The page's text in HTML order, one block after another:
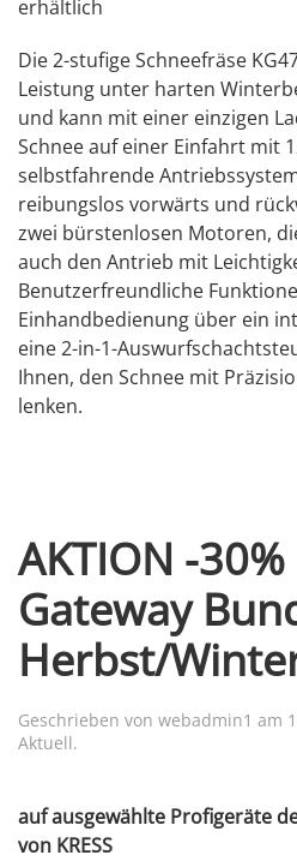
erhältlich
Die 2-stufige Schneefräse
Leistung unter harten
und kann mit einer einzigen
Schnee auf einer Einfahrt mit
selbstfahrende
reibungslos vorwärts und
zwei bürstenlosen Motoren,
auch den Antrieb mit
Benutzerfreundliche
Einhandbedienung über ein
eine 2-in-1-
Ihnen, den Schnee mit
lenken.
AKTION -30%
Gateway
Herbst/
Geschrieben von webadmin1 am
Aktuell.
auf ausgewählte Profigeräte
von KRESS